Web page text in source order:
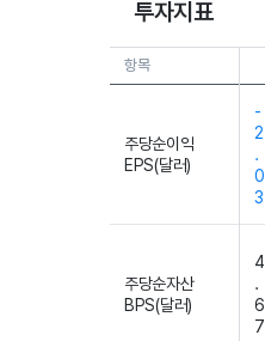
투자지표
항목
주당순이익
EPS(달러)
-
2
.
0
3
주당순자산
BPS(달러)
4
.
6
7